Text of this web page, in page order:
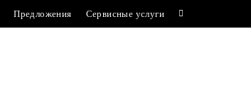
Предложения Сервисные услуги